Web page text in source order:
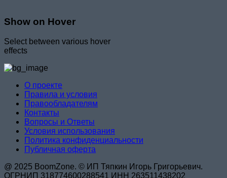
Show on Hover
Select between various hover
effects
О проекте
Правила и условия
Правообладателям
Контакты
Вопросы и Ответы
Условия использования
Политика конфиденциальности
Публичная оферта
@ 2025 BoomZone. © ИП Тяпкин Игорь Григорьевич.
ОГРНИП 318774600288541 ИНН 263511438202